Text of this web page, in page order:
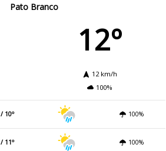
Pato Branco
12º
12 km/h
100%
10º 100%
11º 100%